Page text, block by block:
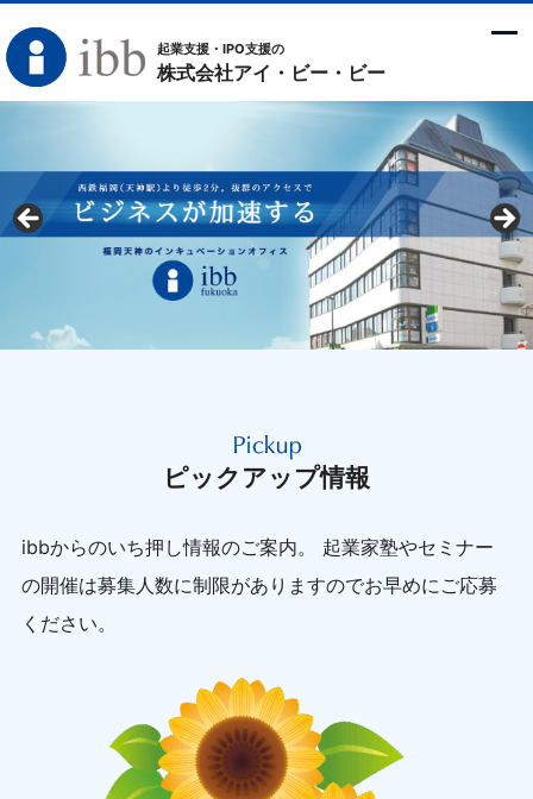
起業支援・IPO支援の
株式会社アイ・ビー・ビー
ピックアップ情報
ibbからのいち押し情報のご案内。 起業家塾やセミナー
の開催は募集人数に制限がありますのでお早めにご応募
ください。